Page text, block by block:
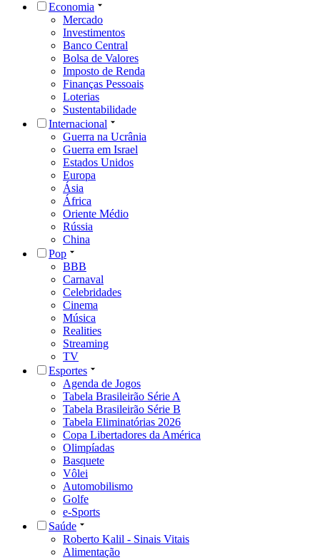
Economia
Mercado
Investimentos
Banco Central
Bolsa de Valores
Imposto de Renda
Finanças Pessoais
Loterias
Sustentabilidade
Internacional
Guerra na Ucrânia
Guerra em Israel
Estados Unidos
Europa
Ásia
África
Oriente Médio
Rússia
China
Pop
BBB
Carnaval
Celebridades
Cinema
Música
Realities
Streaming
TV
Esportes
Agenda de Jogos
Tabela Brasileirão Série A
Tabela Brasileirão Série B
Tabela Eliminatórias 2026
Copa Libertadores da América
Olimpíadas
Basquete
Vôlei
Automobilismo
Golfe
e-Sports
Saúde
Roberto Kalil - Sinais Vitais
Alimentação